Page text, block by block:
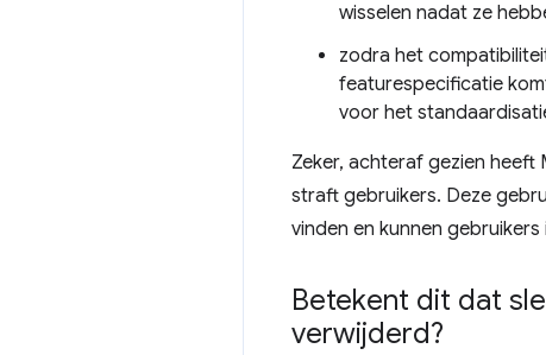
wisselen nadat ze
zodra het
featurespecificatie
voor het
Zeker, achteraf gezien
straft gebruikers. Deze
vinden en kunnen
Betekent dit dat
verwijderd?